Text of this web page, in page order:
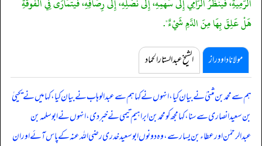
هَلْ عَلِقَ بِهَا مِنَ الدَّمِ شَيْءٌ".
مولانا داود راز الشیخ عبدالستار الحماد
ہم سے محمد بن مثنیٰ نے بیان کیا، انہوں نے کہا ہم سے عبدالوہاب نے بیان کیا، کہا میں نے یحییٰ
بن سعید انصاری سے سنا، کہا مجھ کو محمد بن ابراہیم تیمی نے خبر دی، انہوں نے ابوسلمہ بن
عبدالرحمٰن اور عطاء بن یسار سے،وہ دونوں ابو سعید خدری رضی اللہ عنہ کے پاس آئے اور ان